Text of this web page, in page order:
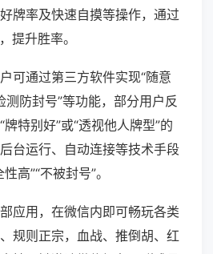
牌率及快速自摸等操作，通过
提升胜率。
可通过第三方软件实现“随意
测防封号”等功能，部分用户反
特别好”或“透视他人牌型”的
台运行、自动连接等技术手段
高”“不被封号”。
应用，在微信内即可畅玩各类
规则正宗，血战、推倒胡、红